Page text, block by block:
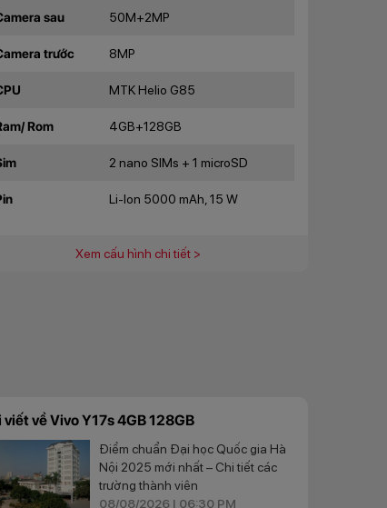
sau 50M+2MP
trước 8MP
MTK Helio G85
Rom 4GB+128GB
2 nano SIMs + 1 microSD
Li-Ion 5000 mAh, 15 W
Xem cấu hình chi tiết >
viết về Vivo Y17s 4GB 128GB
Điểm chuẩn Đại học Quốc gia Hà
Nội 2025 mới nhất – Chi tiết các
trường thành viên
08/08/2026 | 06:30 PM